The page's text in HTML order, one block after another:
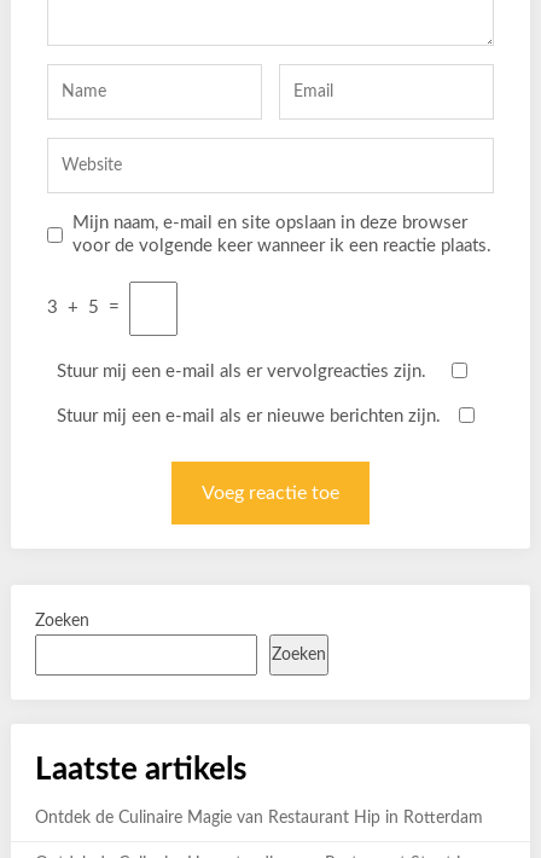
Mijn naam, e-mail en site opslaan in deze browser
voor de volgende keer wanneer ik een reactie plaats.
3 + 5 =
Stuur mij een e-mail als er vervolgreacties zijn.
Stuur mij een e-mail als er nieuwe berichten zijn.
Zoeken
Zoeken
Laatste artikels
Ontdek de Culinaire Magie van Restaurant Hip in Rotterdam